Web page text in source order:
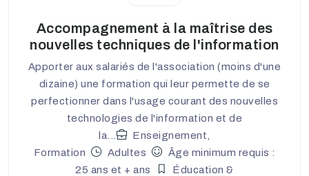
Accompagnement à la maîtrise des
nouvelles techniques de l'information
Apporter aux salariés de l'association (moins d'une
dizaine) une formation qui leur permette de se
perfectionner dans l'usage courant des nouvelles
technologies de l'information et de
la...
Enseignement,
Formation
Adultes
Âge minimum requis :
25 ans et + ans
Éducation &